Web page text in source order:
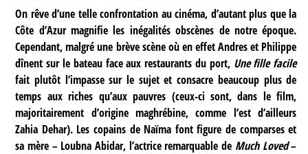
On rêve d’une telle confrontation au cinéma, d’autant plus que la
Côte d’Azur magnifie les inégalités obscènes de notre époque.
Cependant, malgré une brève scène où en effet Andres et Philippe
dînent sur le bateau face aux restaurants du port, Une fille facile
fait plutôt l’impasse sur le sujet et consacre beaucoup plus de
temps aux riches qu’aux pauvres (ceux-ci sont, dans le film,
majoritairement d’origine maghrébine, comme l’est d’ailleurs
Zahia Dehar). Les copains de Naïma font figure de comparses et
sa mère – Loubna Abidar, l’actrice remarquable de Much Loved–